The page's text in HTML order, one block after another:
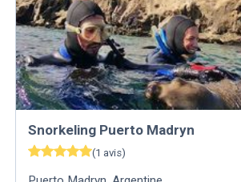
Snorkeling Puerto Madryn
(1 avis)